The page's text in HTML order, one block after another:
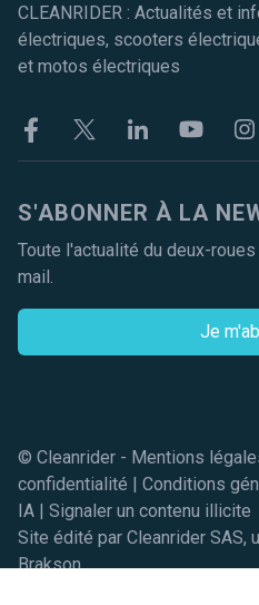
CLEANRIDER : Actualités et
électriques, scooters
et motos électriques
FacebookTwitter LinkekinYoutube
S'ABONNER À LA
Toute l'actualité du deux-
mail.
Je
© Cleanrider - Mentions
confidentialité
Conditions
IA
Signaler un contenu illicite
Site édité par Cleanrider SAS,
Brakson